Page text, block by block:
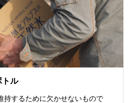
トル
持するために欠かせないもので